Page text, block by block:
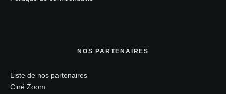
NOS PARTENAIRES
Liste de nos partenaires
Ciné Zoom